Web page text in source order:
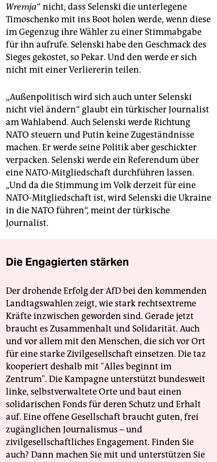
Wremja“ nicht, dass Selenski die unterlegene
Timoschenko mit ins Boot holen werde, wenn diese
im Gegenzug ihre Wähler zu einer Stimmabgabe
für ihn aufrufe. Selenski habe den Geschmack des
Sieges gekostet, so Pekar. Und den werde er sich
nicht mit einer Verliererin teilen.
„Außenpolitisch wird sich auch unter Selenski
nicht viel ändern“ glaubt ein türkischer Journalist
am Wahlabend. Auch Selenski werde Richtung
NATO steuern und Putin keine Zugeständnisse
machen. Er werde seine Politik aber geschickter
verpacken. Selenski werde ein Referendum über
eine NATO-Mitgliedschaft durchführen lassen.
„Und da die Stimmung im Volk derzeit für eine
NATO-Mitgliedschaft ist, wird Selenski die Ukraine
in die NATO führen“, meint der türkische
Journalist.
Die Engagierten stärken
Der drohende Erfolg der AfD bei den kommenden
Landtagswahlen zeigt, wie stark rechtsextreme
Kräfte inzwischen geworden sind. Gerade jetzt
braucht es Zusammenhalt und Solidarität. Auch
und vor allem mit den Menschen, die sich vor Ort
für eine starke Zivilgesellschaft einsetzen. Die taz
kooperiert deshalb mit "Alles beginnt im
Zentrum". Die Kampagne unterstützt bundesweit
linke, selbstverwaltete Orte und baut einen
solidarischen Fonds für deren Schutz und Erhalt
auf. Eine offene Gesellschaft braucht guten, frei
zugänglichen Journalismus – und
zivilgesellschaftliches Engagement. Finden Sie
auch? Dann machen Sie mit und unterstützen Sie